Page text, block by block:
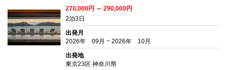
270,000円 ～ 290,000円
2泊3日
出発月
2026年 09月 ~ 2026年 10月
出発地
東京23区 神奈川県